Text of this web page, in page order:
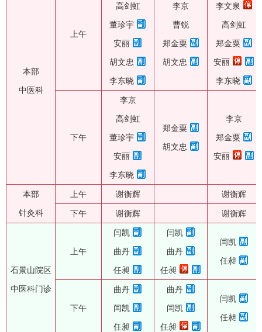
本部
中医科
上午
高剑虹
董珍宇
安丽
胡文忠
李东晓
李京
曹锐
郑金粟
胡文忠
李文泉
高剑虹
郑金粟
安丽
李东晓
下午
李京
高剑虹
董珍宇
安丽
李东晓
郑金粟
胡文忠
李京
郑金粟
安丽
本部
针灸科
上午 谢衡辉 谢衡辉
下午 谢衡辉 谢衡辉
石景山院区
中医科门诊
上午
闫凯
曲丹
任昶
闫凯
曲丹
任昶
闫凯
任昶
下午
曲丹
闫凯
任昶
曲丹
闫凯
任昶
闫凯
任昶